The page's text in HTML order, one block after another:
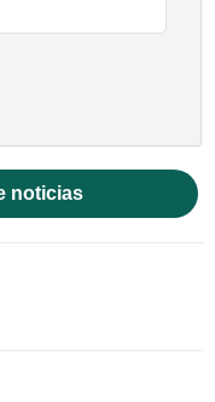
noticias